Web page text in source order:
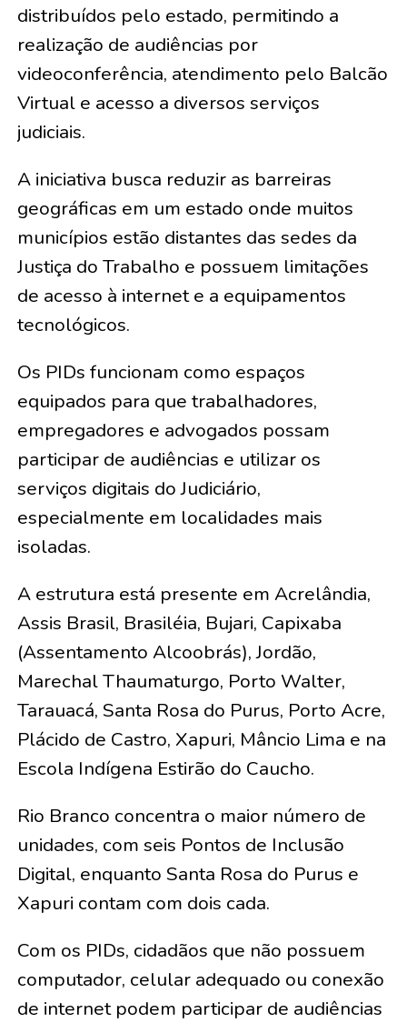
distribuídos pelo estado, permitindo a
realização de audiências por
videoconferência, atendimento pelo Balcão
Virtual e acesso a diversos serviços
judiciais.
A iniciativa busca reduzir as barreiras
geográficas em um estado onde muitos
municípios estão distantes das sedes da
Justiça do Trabalho e possuem limitações
de acesso à internet e a equipamentos
tecnológicos.
Os PIDs funcionam como espaços
equipados para que trabalhadores,
empregadores e advogados possam
participar de audiências e utilizar os
serviços digitais do Judiciário,
especialmente em localidades mais
isoladas.
A estrutura está presente em Acrelândia,
Assis Brasil, Brasiléia, Bujari, Capixaba
(Assentamento Alcoobrás), Jordão,
Marechal Thaumaturgo, Porto Walter,
Tarauacá, Santa Rosa do Purus, Porto Acre,
Plácido de Castro, Xapuri, Mâncio Lima e na
Escola Indígena Estirão do Caucho.
Rio Branco concentra o maior número de
unidades, com seis Pontos de Inclusão
Digital, enquanto Santa Rosa do Purus e
Xapuri contam com dois cada.
Com os PIDs, cidadãos que não possuem
computador, celular adequado ou conexão
de internet podem participar de audiências